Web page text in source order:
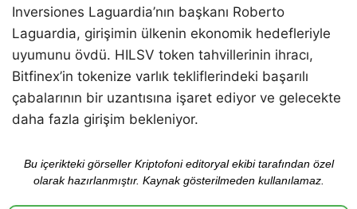
Inversiones Laguardia’nın başkanı Roberto
Laguardia, girişimin ülkenin ekonomik hedefleriyle
uyumunu övdü. HILSV token tahvillerinin ihracı,
Bitfinex’in tokenize varlık tekliflerindeki başarılı
çabalarının bir uzantısına işaret ediyor ve gelecekte
daha fazla girişim bekleniyor.
Bu içerikteki görseller Kriptofoni editoryal ekibi tarafından özel
olarak hazırlanmıştır. Kaynak gösterilmeden kullanılamaz.